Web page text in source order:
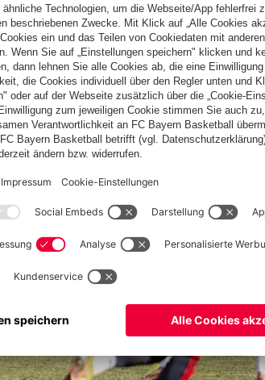
Es gilt auch im letzten Spiel, wieder
Danny Galm.